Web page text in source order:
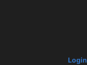
Login